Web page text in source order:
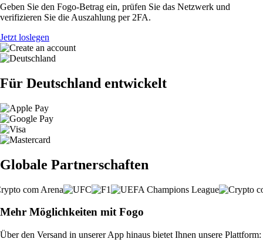
Geben Sie den Fogo-Betrag ein, prüfen Sie das Netzwerk und
verifizieren Sie die Auszahlung per 2FA.
Jetzt loslegen
Für Deutschland entwickelt
Globale Partnerschaften
Mehr Möglichkeiten mit Fogo
Über den Versand in unserer App hinaus bietet Ihnen unsere Plattform: